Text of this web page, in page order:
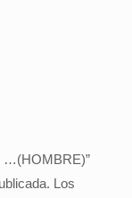
…(HOMBRE)”
Los